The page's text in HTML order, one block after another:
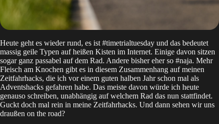
Heute geht es wieder rund, es ist #timetrialtuesday und das bedeutet
massig geile Typen auf heißen Kisten im Internet. Einige davon sitzen
sogar ganz passabel auf dem Rad. Andere bisher eher so #naja. Mehr
Fleisch am Knochen gibt es in diesem Zusammenhang auf meinen
Zeitfahrhacks, die ich vor einem guten halben Jahr schon mal als
Adventshacks gefahren habe. Das meiste davon würde ich heute
genauso schreiben, unabhängig auf welchem Rad das nun stattfindet.
Guckt doch mal rein in meine Zeitfahrhacks. Und dann sehen wir uns
draußen on the road?